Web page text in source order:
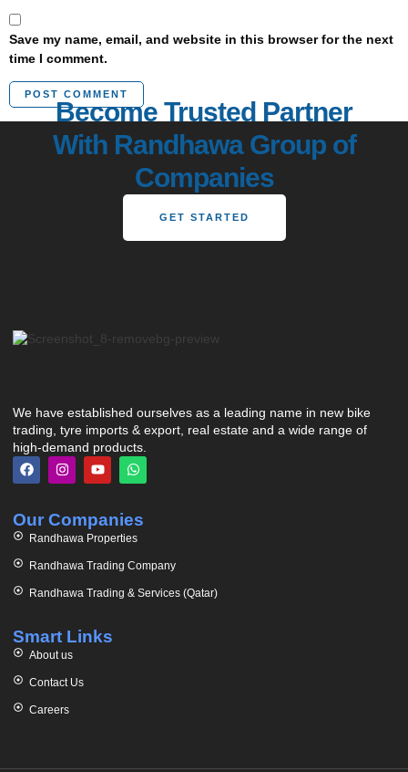
Save my name, email, and website in this browser for the next
time I comment.
Become Trusted Partner
With Randhawa Group of
Companies
GET STARTED
We have established ourselves as a leading name in new bike
trading, tyre imports & export, real estate and a wide range of
high-demand products.
Our Companies
Randhawa Properties
Randhawa Trading Company
Randhawa Trading & Services (Qatar)
Smart Links
About us
Contact Us
Careers